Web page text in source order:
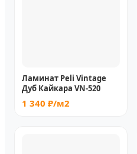
Ламинат Peli Vintage
Дуб Кайкара VN-520
1 340 ₽/м2